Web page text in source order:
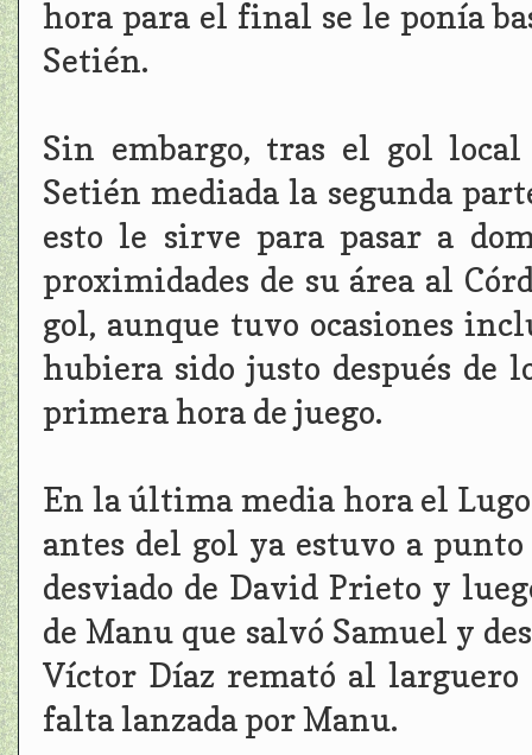
hora para el final se le ponía
Setién.
Sin embargo, tras el gol
Setién mediada la segunda
esto le sirve para pasar a
proximidades de su área al
gol, aunque tuvo ocasiones
hubiera sido justo después de
primera hora de juego.
En la última media hora el
antes del gol ya estuvo a
desviado de David Prieto y
de Manu que salvó Samuel y
Víctor Díaz remató al larguero
falta lanzada por Manu.